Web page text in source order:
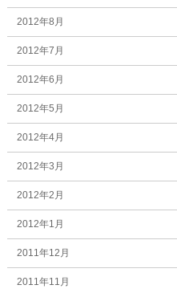
2012年8月
2012年7月
2012年6月
2012年5月
2012年4月
2012年3月
2012年2月
2012年1月
2011年12月
2011年11月